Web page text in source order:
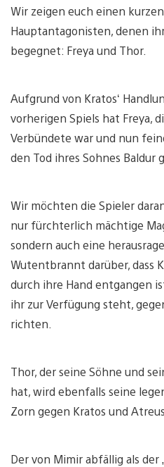
Wir zeigen euch einen
Hauptantagonisten, denen
begegnet: Freya und Thor.
Aufgrund von Kratos‘
vorherigen Spiels hat Freya,
Verbündete war und nun
den Tod ihres Sohnes Baldur
Wir möchten die Spieler
nur fürchterlich mächtige
sondern auch eine
Wutentbrannt darüber, dass
durch ihre Hand entgangen
ihr zur Verfügung steht,
richten.
Thor, der seine Söhne und
hat, wird ebenfalls seine
Zorn gegen Kratos und
Der von Mimir abfällig als